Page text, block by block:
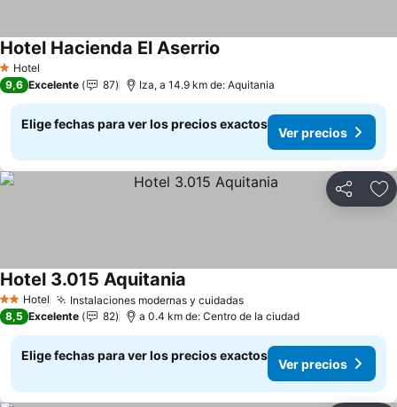
1 Estrellas
Hotel
Hotel Hacienda El Aserrio
9,6 Excelente 87 Iza, a 14.9 km de: Aquitania
Elige fechas para ver los precios exactos
Ver precios
Compartir
2 Estrellas
Hotel Instalaciones modernas y cuidadasVer precios
Hotel 3.015 Aquitania
8,5 Excelente 82 a 0.4 km de: Centro de la ciudad
Elige fechas para ver los precios exactos
Ver precios